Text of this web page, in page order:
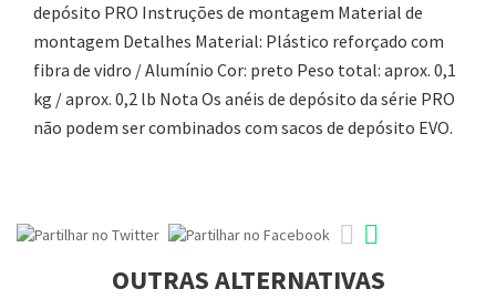
depósito PRO Instruções de montagem Material de
montagem Detalhes Material: Plástico reforçado com
fibra de vidro / Alumínio Cor: preto Peso total: aprox. 0,1
kg / aprox. 0,2 lb Nota Os anéis de depósito da série PRO
não podem ser combinados com sacos de depósito EVO.
OUTRAS ALTERNATIVAS